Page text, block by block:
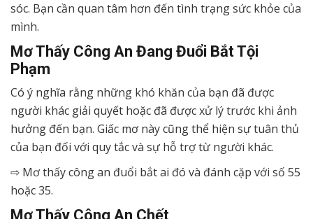
sóc. Bạn cần quan tâm hơn đến tình trạng sức khỏe của
mình.
Mơ Thấy Công An Đang Đuổi Bắt Tội
Phạm
Có ý nghĩa rằng những khó khăn của bạn đã được
người khác giải quyết hoặc đã được xử lý trước khi ảnh
hưởng đến bạn. Giấc mơ này cũng thể hiện sự tuân thủ
của bạn đối với quy tắc và sự hỗ trợ từ người khác.
⇨ Mơ thấy công an đuổi bắt ai đó và đánh cặp với số 55
hoặc 35.
Mơ Thấy Công An Chết